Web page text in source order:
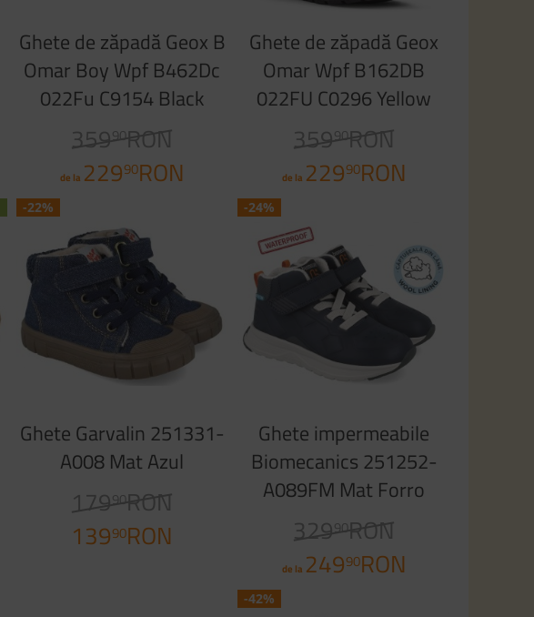
Ghete de zăpadă Geox B
Omar Boy Wpf B462Dc
022Fu C9154 Black
Curry
35990RON
de la 22990RON
Ghete de zăpadă Geox
Omar Wpf B162DB
022FU C0296 Yellow
Blue
35990RON
de la 22990RON
-22%
Ghete Garvalin 251331-
A008 Mat Azul
17990RON
13990RON
-24%
Ghete impermeabile
Biomecanics 251252-
A089FM Mat Forro
Borreguillo Tex Azul
Marino
32990RON
de la 24990RON
-42%